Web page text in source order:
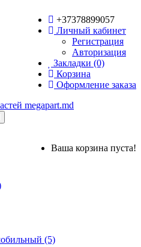
+37378899057
Личный кабинет
Регистрация
Авторизация
Закладки (0)
Корзина
Оформление заказа
Ваша корзина пуста!
(5)